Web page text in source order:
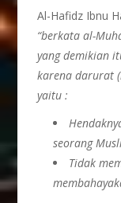
Al-Hafidz Ibnu
“berkata al-
yang demikian
karena darurat
yaitu :
seorang
Tidak